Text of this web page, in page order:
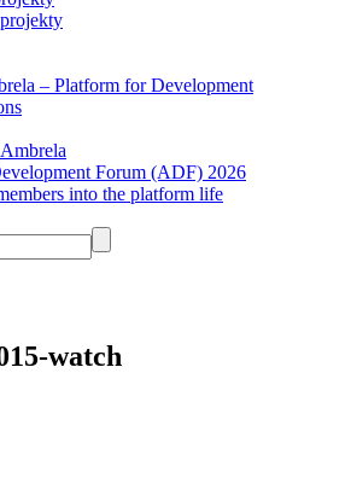
– Platform for Development
Forum (ADF) 2026
into the platform life
watch